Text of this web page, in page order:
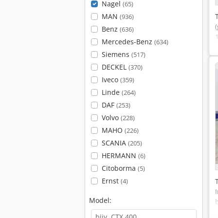
Nagel (65)
MAN (936)
Benz (636)
Mercedes-Benz (634)
Siemens (517)
DECKEL (370)
Iveco (359)
Linde (264)
DAF (253)
Volvo (228)
MAHO (226)
SCANIA (205)
HERMANN (6)
Citoborma (5)
Ernst (4)
Model: